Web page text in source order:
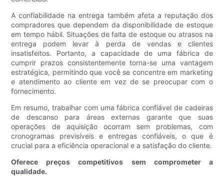
A confiabilidade na entrega também afeta a reputação dos
compradores que dependem da disponibilidade de estoque
em tempo hábil. Situações de falta de estoque ou atrasos na
entrega podem levar à perda de vendas e clientes
insatisfeitos. Portanto, a capacidade de uma fábrica de
cumprir prazos consistentemente torna-se uma vantagem
estratégica, permitindo que você se concentre em marketing
e atendimento ao cliente em vez de se preocupar com o
fornecimento.
Em resumo, trabalhar com uma fábrica confiável de cadeiras
de descanso para áreas externas garante que suas
operações de aquisição ocorram sem problemas, com
cronogramas previsíveis e entregas confiáveis, o que é
crucial para a eficiência operacional e a satisfação do cliente.
Oferece preços competitivos sem comprometer a
qualidade.